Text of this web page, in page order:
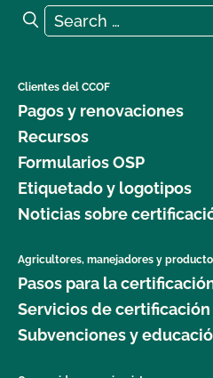
Search for:
Search
Clientes del CCOF
Pagos y renovaciones
Recursos
Formularios OSP
Etiquetado y logotipos
Noticias sobre
Agricultores, manejadores y
Pasos para la
Servicios de certificación
Subvenciones y